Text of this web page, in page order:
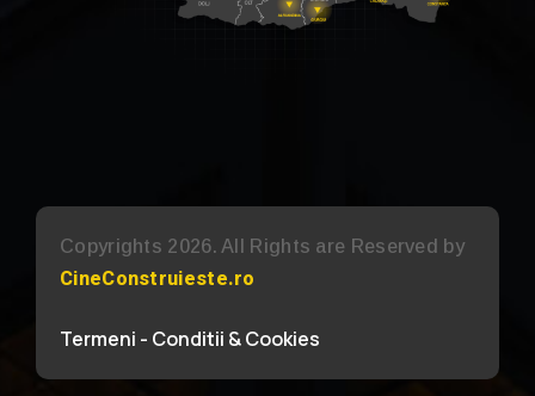
Copyrights 2026. All Rights are Reserved by
CineConstruieste.ro
Termeni - Conditii & Cookies